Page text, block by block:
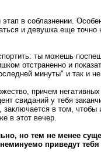
в соблазнении.
и девушка еще
ты можешь
отстраненно и
минуты" и так и не
причем
свиданий у тебя
в том, чтобы
в этот вечер.
но тем не менее
приведут